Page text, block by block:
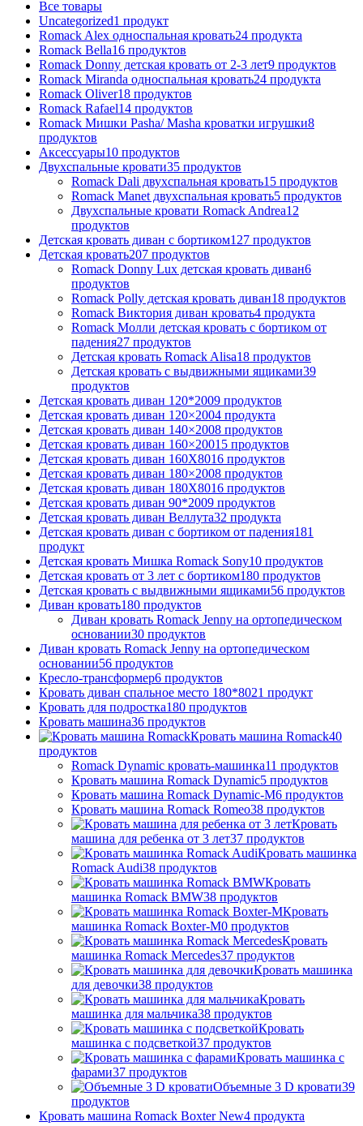
Все товары
Uncategorized1 продукт
Romack Alex односпальная кровать24 продукта
Romack Bella16 продуктов
Romack Donny детская кровать от 2-3 лет9 продуктов
Romack Miranda односпальная кровать24 продукта
Romack Oliver18 продуктов
Romack Rafael14 продуктов
Romack Мишки Pasha/ Masha кроватки игрушки8
продуктов
Аксессуары10 продуктов
Двухспальные кровати35 продуктов
Romack Dali двухспальная кровать15 продуктов
Romack Manet двухспальная кровать5 продуктов
Двухспальные кровати Romack Andrea12
продуктов
Детcкая кровать диван с бортиком127 продуктов
Детская кровать207 продуктов
Romack Donny Lux детская кровать диван6
продуктов
Romack Polly детская кровать диван18 продуктов
Romack Виктория диван кровать4 продукта
Romack Молли детская кровать с бортиком от
падения27 продуктов
Детская кровать Romack Alisa18 продуктов
Детская кровать с выдвижными ящиками39
продуктов
Детская кровать диван 120*2009 продуктов
Детская кровать диван 120×2004 продукта
Детская кровать диван 140×2008 продуктов
Детская кровать диван 160×20015 продуктов
Детская кровать диван 160Х8016 продуктов
Детская кровать диван 180×2008 продуктов
Детская кровать диван 180Х8016 продуктов
Детская кровать диван 90*2009 продуктов
Детская кровать диван Веллута32 продукта
Детская кровать диван с бортиком от падения181
продукт
Детская кровать Мишка Romack Sony10 продуктов
Детская кровать от 3 лет с бортиком180 продуктов
Детская кровать с выдвижными ящиками56 продуктов
Диван кровать180 продуктов
Диван кровать Romack Jenny на ортопедическом
основании30 продуктов
Диван кровать Romack Jenny на ортопедическом
основании56 продуктов
Кресло-трансформер6 продуктов
Кровать диван спальное место 180*8021 продукт
Кровать для подростка180 продуктов
Кровать машина36 продуктов
Кровать машина Romack40
продуктов
Romack Dynamic кровать-машинка11 продуктов
Кровать машина Romack Dynamic5 продуктов
Кровать машина Romack Dynamic-M6 продуктов
Кровать машина Romack Romeo38 продуктов
Кровать
машина для ребенка от 3 лет37 продуктов
Кровать машинка
Romack Audi38 продуктов
Кровать
машинка Romack BMW38 продуктов
Кровать
машинка Romack Boxter-M0 продуктов
Кровать
машинка Romack Mercedes37 продуктов
Кровать машинка
для девочки38 продуктов
Кровать
машинка для мальчика38 продуктов
Кровать
машинка с подсветкой37 продуктов
Кровать машинка с
фарами37 продуктов
Объемные 3 D кровати39
продуктов
Кровать машина Romack Boxter New4 продукта